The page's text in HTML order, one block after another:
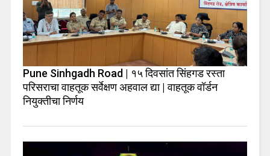
Pune Sinhgadh Road | १५ दिवसांत सिंहगड रस्ता
परिसराचा वाहतूक सर्वेक्षण अहवाल द्या | वाहतूक वॉर्डन
नियुक्तीचा निर्णय